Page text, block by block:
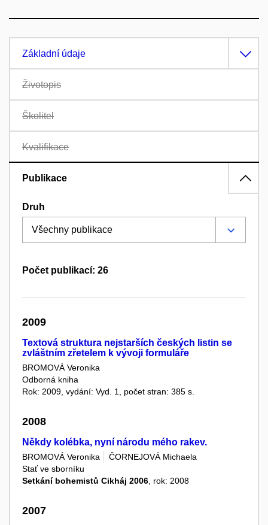
Základní údaje
Životopis
Školitel
Kvalifikace
Publikace
Druh
Počet publikací: 26
2009
Textová struktura nejstarších českých listin se
zvláštním zřetelem k vývoji formuláře
BROMOVÁ Veronika
Odborná kniha
Rok: 2009, vydání: Vyd. 1, počet stran: 385 s.
2008
Někdy kolébka, nyní národu mého rakev.
BROMOVÁ Veronika
ČORNEJOVÁ Michaela
Stať ve sborníku
Setkání bohemistů Cikháj 2006 , rok: 2008
2007